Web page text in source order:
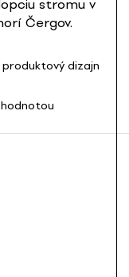
stromu v
Čergov.
dizajn